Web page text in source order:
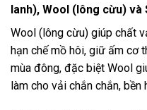
lanh), Wool (lông cừu)
Wool (lông cừu) giúp chất
hạn chế mồ hôi, giữ ấm cơ
mùa đông, đặc biệt Wool
làm cho vải chắn chắn, bền